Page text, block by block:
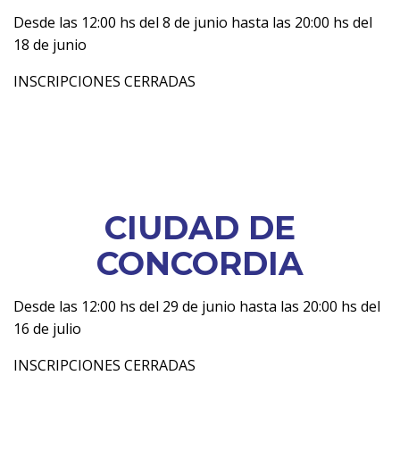
Desde las 12:00 hs del 8 de junio hasta las 20:00 hs del
18 de junio
INSCRIPCIONES CERRADAS
CIUDAD DE
CONCORDIA
Desde las 12:00 hs del 29 de junio hasta las 20:00 hs del
16 de julio
INSCRIPCIONES CERRADAS